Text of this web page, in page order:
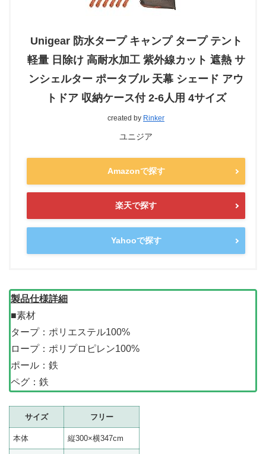
Unigear 防水タープ キャンプ タープ テント
軽量 日除け 高耐水加工 紫外線カット 遮熱 サ
ンシェルター ポータブル 天幕 シェード アウ
トドア 収納ケース付 2-6人用 4サイズ
created by Rinker
ユニジア
Amazonで探す
楽天で探す
Yahooで探す
製品仕様詳細
■素材
タープ：ポリエステル100%
ロープ：ポリプロピレン100%
ポール：鉄
ペグ：鉄
サイズ フリー
本体 縦300×横347cm